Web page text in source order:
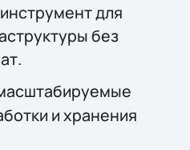
для
без
и хранения